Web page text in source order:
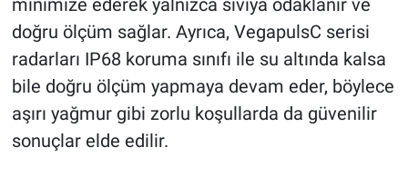
minimize ederek yalnızca sıvıya odaklanır ve
doğru ölçüm sağlar. Ayrıca, VegapulsC serisi
radarları IP68 koruma sınıfı ile su altında kalsa
bile doğru ölçüm yapmaya devam eder, böylece
aşırı yağmur gibi zorlu koşullarda da güvenilir
sonuçlar elde edilir.